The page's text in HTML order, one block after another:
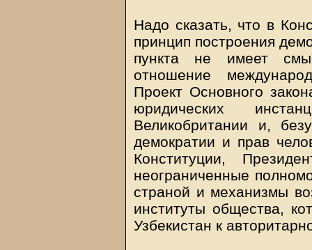
Надо сказать, что в
принцип построения
пункта не имеет
отношение
Проект Основного
юридических
Великобритании и,
демократии и прав
Конституции,
неограниченные
страной и механизмы
институты общества,
Узбекистан к